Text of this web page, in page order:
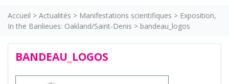
Accueil > Actualités > Manifestations scientifiques > Exposition,
In the Banlieues: Oakland/Saint-Denis > bandeau_logos
BANDEAU_LOGOS